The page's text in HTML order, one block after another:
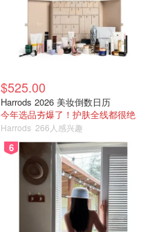
$525.00
Harrods 2026 美妆倒数日历
今年选品夯爆了！护肤全线都很绝
Harrods 266人感兴趣
6